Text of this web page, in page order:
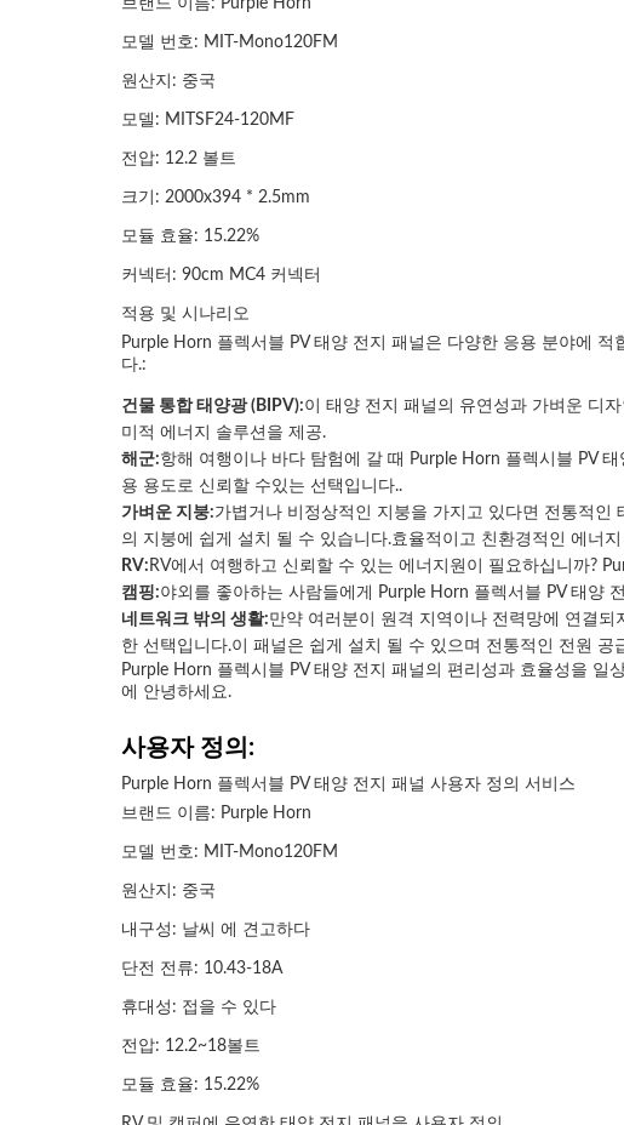
브랜드 이름: Purple Horn
모델 번호: MIT-Mono120FM
원산지: 중국
모델: MITSF24-120MF
전압: 12.2 볼트
크기: 2000x394 * 2.5mm
모듈 효율: 15.22%
커넥터: 90cm MC4 커넥터
적용 및 시나리오
Purple Horn 플렉서블 PV 태양 전지 패널은 다양한 응용 분야에
다.:
건물 통합 태양광 (BIPV):이 태양 전지 패널의 유연성과 가벼운 디
미적 에너지 솔루션을 제공.
해군:항해 여행이나 바다 탐험에 갈 때 Purple Horn 플렉시블 PV
용 용도로 신뢰할 수있는 선택입니다..
가벼운 지붕:가볍거나 비정상적인 지붕을 가지고 있다면 전통적인
의 지붕에 쉽게 설치 될 수 있습니다.효율적이고 친환경적인 에너
RV: RV에서 여행하고 신뢰할 수 있는 에너지원이 필요하십니까?
캠핑:야외를 좋아하는 사람들에게 Purple Horn 플렉서블 PV 태양
네트워크 밖의 생활:만약 여러분이 원격 지역이나 전력망에 연결
한 선택입니다.이 패널은 쉽게 설치 될 수 있으며 전통적인 전원
Purple Horn 플렉시블 PV 태양 전지 패널의 편리성과 효율성을
에 안녕하세요.
사용자 정의:
Purple Horn 플렉서블 PV 태양 전지 패널 사용자 정의 서비스
브랜드 이름: Purple Horn
모델 번호: MIT-Mono120FM
원산지: 중국
내구성: 날씨 에 견고하다
단전 전류: 10.43-18A
휴대성: 접을 수 있다
전압: 12.2~18볼트
모듈 효율: 15.22%